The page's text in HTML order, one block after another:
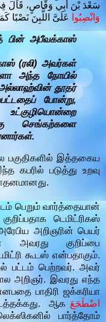
سَعْدَ بْنَ أَبِي وَقَّاصٍ، قَالَ
وَانْصِبُوا
عَلَىَّ اللَّبِنَ نَصْبًا
பின் அபீவக்காஸ்
(ரலி) அவர்கள்
அந்த நோயில்
தூதர்
போன்று,
செங்கற்களை
இத்தகைய
கபரில் படுத்து உறவு
வார்த்தையான்
டெமிட்ரிகஸ்
அறிஞரின் பெயர்
அவரது குறிப்பை
கூடஸ் என்பதாகும்.
பட்டம் பெற்றவர். அவர்
அறிஞர். இவரது எந்த
பாதிரி ஜக்கரியா
ஆக اضْطَجَعَ
பார்த்தோம்